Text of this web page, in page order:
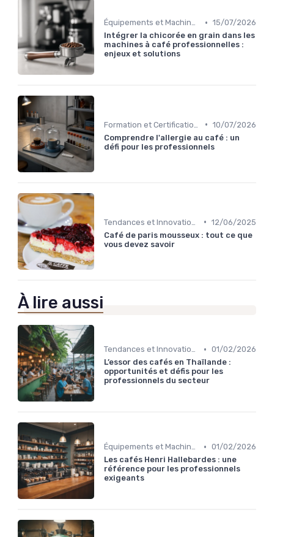
Équipements et Machines CHR • 15/07/2026
Intégrer la chicorée en grain dans les
machines à café professionnelles :
enjeux et solutions
• 10/07/2026
Comprendre l'allergie au café : un
défi pour les professionnels
• 12/06/2025
Café de paris mousseux : tout ce que
vous devez savoir
À lire aussi
Tendances et Innovations CHR • 01/02/2026
L’essor des cafés en Thaïlande :
opportunités et défis pour les
professionnels du secteur
Équipements et Machines CHR • 01/02/2026
Les cafés Henri Hallebardes : une
référence pour les professionnels
exigeants